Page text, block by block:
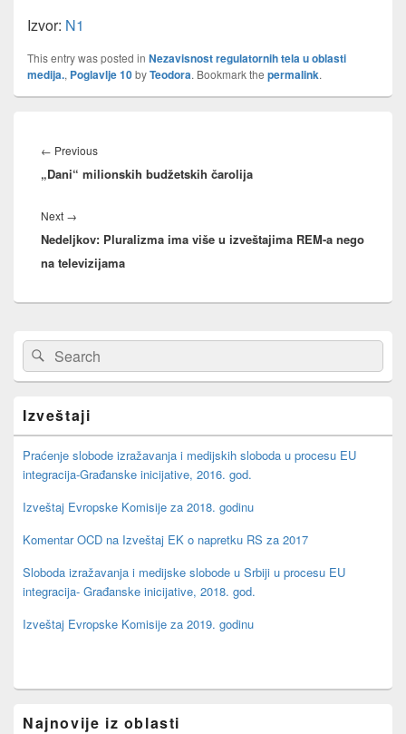
Izvor: N1
This entry was posted in Nezavisnost regulatornih tela u oblasti
medija., Poglavlje 10byTeodora. Bookmark the permalink.
navigation
← PreviousPrevious
post:
„Dani“ milionskih budžetskih čarolija
Next →
post:
Nedeljkov: Pluralizma ima više u izveštajima REM-a nego
na televizijama
Primary
Sidebar
Widget
Area
Search
for:
Search
Izveštaji
Praćenje slobode izražavanja i medijskih sloboda u procesu EU
integracija-Građanske inicijative, 2016. god.
Izveštaj Evropske Komisije za 2018. godinu
Komentar OCD na Izveštaj EK o napretku RS za 2017
Sloboda izražavanja i medijske slobode u Srbiji u procesu EU
integracija- Građanske inicijative, 2018. god.
Izveštaj Evropske Komisije za 2019. godinu
Najnovije iz oblasti